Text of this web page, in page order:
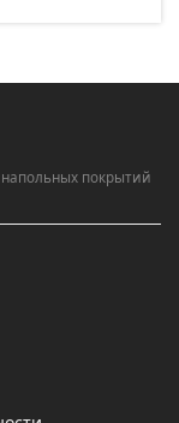
покрытий